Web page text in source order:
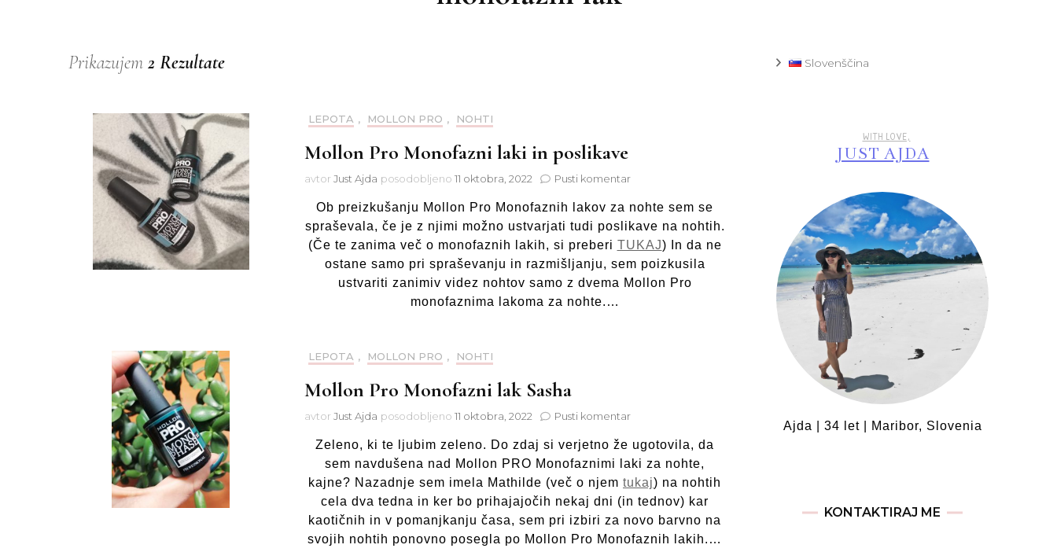
Prikazujem 2 Rezultate
LEPOTA , MOLLON PRO , NOHTI
Mollon Pro Monofazni laki in poslikave
avtor Just Ajda posodobljeno 11 oktobra, 2022 Pusti komentarna
Pro
Monofazni
laki
poslikave
Ob preizkušanju Mollon Pro Monofaznih lakov za nohte sem se
spraševala, če je z njimi možno ustvarjati tudi poslikave na nohtih.
(Če te zanima več o monofaznih lakih, si preberi TUKAJ) In da ne
ostane samo pri spraševanju in razmišljanju, sem poizkusila
ustvariti zanimiv videz nohtov samo z dvema Mollon Pro
monofaznima lakoma za nohte.…
LEPOTA , MOLLON PRO , NOHTI
Mollon Pro Monofazni lak Sasha
avtor Just Ajda posodobljeno 11 oktobra, 2022 Pusti komentarna
Pro
Monofazni
lak
Sasha
Zeleno, ki te ljubim zeleno. Do zdaj si verjetno že ugotovila, da
sem navdušena nad Mollon PRO Monofaznimi laki za nohte,
kajne? Nazadnje sem imela Mathilde (več o njem tukaj) na nohtih
cela dva tedna in ker bo prihajajočih nekaj dni (in tednov) kar
kaotičnih in v pomanjkanju časa, sem pri izbiri za novo barvno na
svojih nohtih ponovno posegla po Mollon Pro Monofaznih lakih.…
Slovenščina
WITH LOVE,
JUST AJDA
Ajda | 34 let | Maribor, Slovenia
KONTAKTIRAJ ME